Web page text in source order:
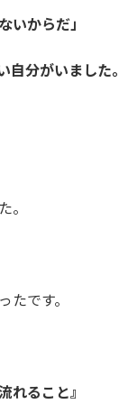
いからだ」
自分がいました。
。
たです。
れること』